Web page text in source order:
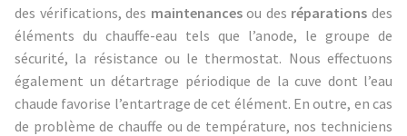
des vérifications, des maintenancesou des réparations des
éléments du chauffe-eau tels que l’anode, le groupe de
sécurité, la résistance ou le thermostat. Nous effectuons
également un détartrage périodique de la cuve dont l’eau
chaude favorise l’entartrage de cet élément. En outre, en cas
de problème de chauffe ou de température, nos techniciens